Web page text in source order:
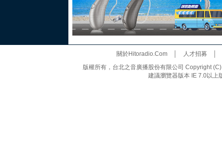
關於Hitoradio.Com│ 人才招募
版權所有，台北之音廣播股份有限公司 Copyright
建議瀏覽器版本 IE 7.0以上